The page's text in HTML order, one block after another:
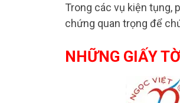
Trong các vụ kiện tụng,
chứng quan trọng để
NHỮNG GIẤY